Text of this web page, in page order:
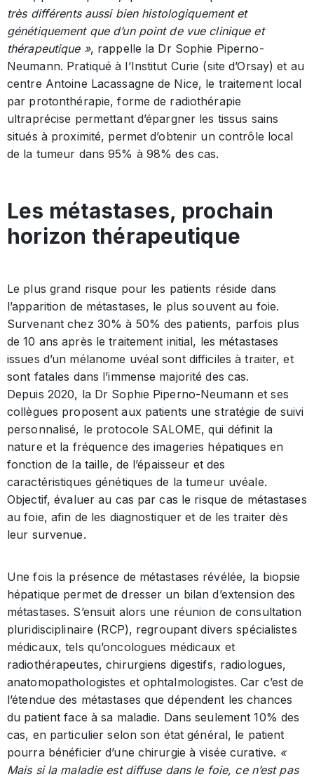
très différents aussi bien histologiquement et
génétiquement que d’un point de vue clinique et
thérapeutique », rappelle la Dr Sophie Piperno-
Neumann. Pratiqué à l’Institut Curie (site d’Orsay) et au
centre Antoine Lacassagne de Nice, le traitement local
par protonthérapie, forme de radiothérapie
ultraprécise permettant d’épargner les tissus sains
situés à proximité, permet d’obtenir un contrôle local
de la tumeur dans 95% à 98% des cas.
Les métastases, prochain
horizon thérapeutique
Le plus grand risque pour les patients réside dans
l’apparition de métastases, le plus souvent au foie.
Survenant chez 30% à 50% des patients, parfois plus
de 10 ans après le traitement initial, les métastases
issues d’un mélanome uvéal sont difficiles à traiter, et
sont fatales dans l’immense majorité des cas.
Depuis 2020, la Dr Sophie Piperno-Neumann et ses
collègues proposent aux patients une stratégie de suivi
personnalisé, le protocole SALOME, qui définit la
nature et la fréquence des imageries hépatiques en
fonction de la taille, de l’épaisseur et des
caractéristiques génétiques de la tumeur uvéale.
Objectif, évaluer au cas par cas le risque de métastases
au foie, afin de les diagnostiquer et de les traiter dès
leur survenue.
Une fois la présence de métastases révélée, la biopsie
hépatique permet de dresser un bilan d’extension des
métastases. S’ensuit alors une réunion de consultation
pluridisciplinaire (RCP), regroupant divers spécialistes
médicaux, tels qu’oncologues médicaux et
radiothérapeutes, chirurgiens digestifs, radiologues,
anatomopathologistes et ophtalmologistes. Car c’est de
l’étendue des métastases que dépendent les chances
du patient face à sa maladie. Dans seulement 10% des
cas, en particulier selon son état général, le patient
pourra bénéficier d’une chirurgie à visée curative. «
Mais si la maladie est diffuse dans le foie, ce n’est pas